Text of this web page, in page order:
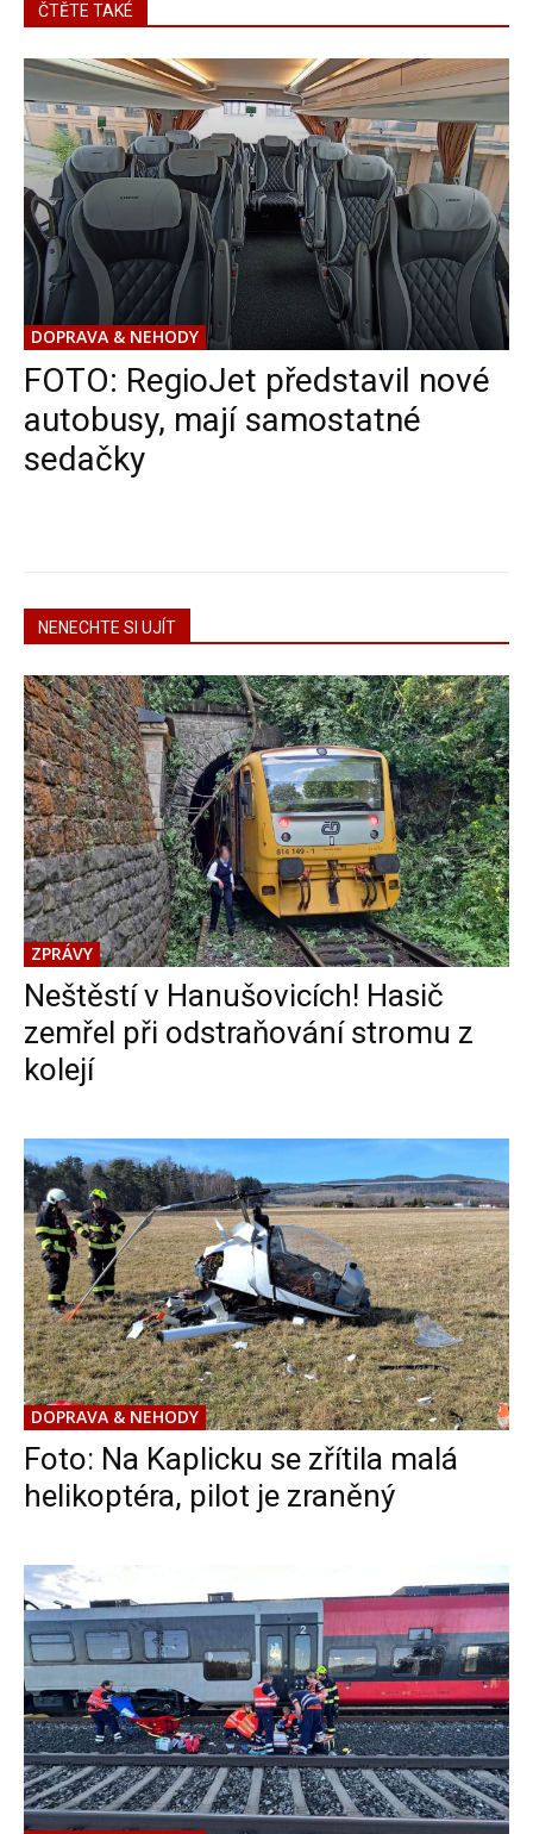
ČTĚTE TAKÉ
DOPRAVA & NEHODY
FOTO: RegioJet představil nové
autobusy, mají samostatné
sedačky
NENECHTE SI UJÍT
ZPRÁVY
Neštěstí v Hanušovicích! Hasič
zemřel při odstraňování stromu z
kolejí
DOPRAVA & NEHODY
Foto: Na Kaplicku se zřítila malá
helikoptéra, pilot je zraněný